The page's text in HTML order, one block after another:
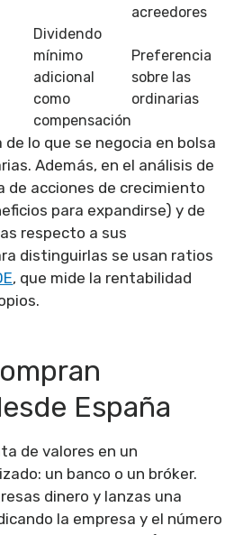
acreedores
Dividendo
mínimo
adicional
como
compensación
Preferencia
sobre las
ordinarias
lo que se negocia en bolsa
Además, en el análisis de
de acciones de crecimiento
para expandirse) y de
respecto a sus
distinguirlas se usan ratios
, que mide la rentabilidad
España
de valores en un
un banco o un bróker.
dinero y lanzas una
la empresa y el número